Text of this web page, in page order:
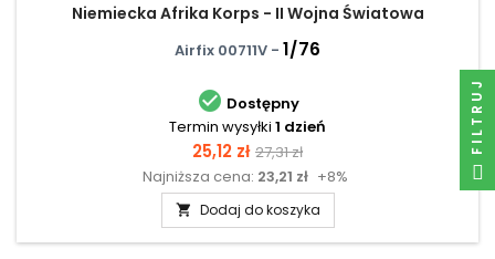
Niemiecka Afrika Korps - II Wojna Światowa
Airfix 00711V - 1/76
 Dostępny
Termin wysyłki 1 dzień
Cena
25,12 zł Cena
podstawowa
27,31 zł
Najniższa cena: 23,21 zł +8%
 Dodaj do koszyka
FILTRUJ